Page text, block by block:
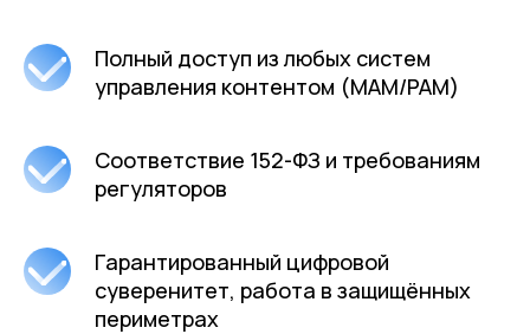
Полный доступ из любых систем
управления контентом (MAM/PAM)
Соответствие 152-ФЗ и требованиям
регуляторов
Гарантированный цифровой
суверенитет, работа в защищённых
периметрах